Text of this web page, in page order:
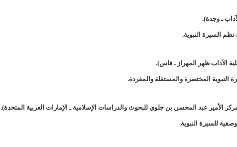
ـ وجدة).
نظم السيرة النبوية.
الآداب ظهر المهراز ـ فاس).
النبوية المختصرة والمستقلة والمفردة.
الأمير عبد المحسن بن جلوي للبحوث والدراسات الإسلامية ـ الإمارات العربية المتحدة).
للسيرة النبوية.